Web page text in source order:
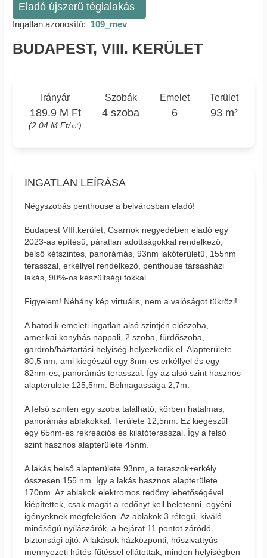
Eladó újszerű téglalakás
Ingatlan azonosító: 109_mev
BUDAPEST, VIII. KERÜLET
Irányár
189.9 M Ft
(2.04 M Ft/㎡)
Szobák
4 szoba
Emelet
6
Terület
93 m²
INGATLAN LEÍRÁSA
Négyszobás penthouse a belvárosban eladó!
Budapest VIII.kerület, Csarnok negyedében eladó egy
2023-as építésű, páratlan adottságokkal rendelkező,
belső kétszintes, panorámás, 93nm lakóterületű, 155nm
terasszal, erkéllyel rendelkező, penthouse társasházi
lakás, 90%-os készültségi fokkal.
Figyelem! Néhány kép virtuális, nem a valóságot tükrözi!
A hatodik emeleti ingatlan alsó szintjén előszoba,
amerikai konyhás nappali, 2 szoba, fürdőszoba,
gardrob/háztartási helyiség helyezkedik el. Alapterülete
80,5 nm, ami kiegészül egy 8nm-es erkéllyel és egy
82nm-es, panorámás terasszal. Így az alsó szint hasznos
alapterülete 125,5nm. Belmagassága 2,7m.
A felső szinten egy szoba található, körben hatalmas,
panorámás ablakokkal. Területe 12,5nm. Ez kiegészül
egy 65nm-es rekreációs és kilátóterasszal. Így a felső
szint hasznos alapterülete 45nm.
A lakás belső alapterülete 93nm, a teraszok+erkély
összesen 155 nm. Így a lakás hasznos alapterülete
170nm. Az ablakok elektromos redőny lehetőségével
kiépítettek, csak magát a redőnyt kell beletenni, egyéni
igényeknek megfelelően. Az ablakok 3 rétegű, kiváló
minőségú nyílászárók, a bejárat 11 pontot záródó
biztonsági ajtó. A lakások házközponti, hőszivattyús
mennyezeti hűtés-fűtéssel ellátottak, minden helyiségben